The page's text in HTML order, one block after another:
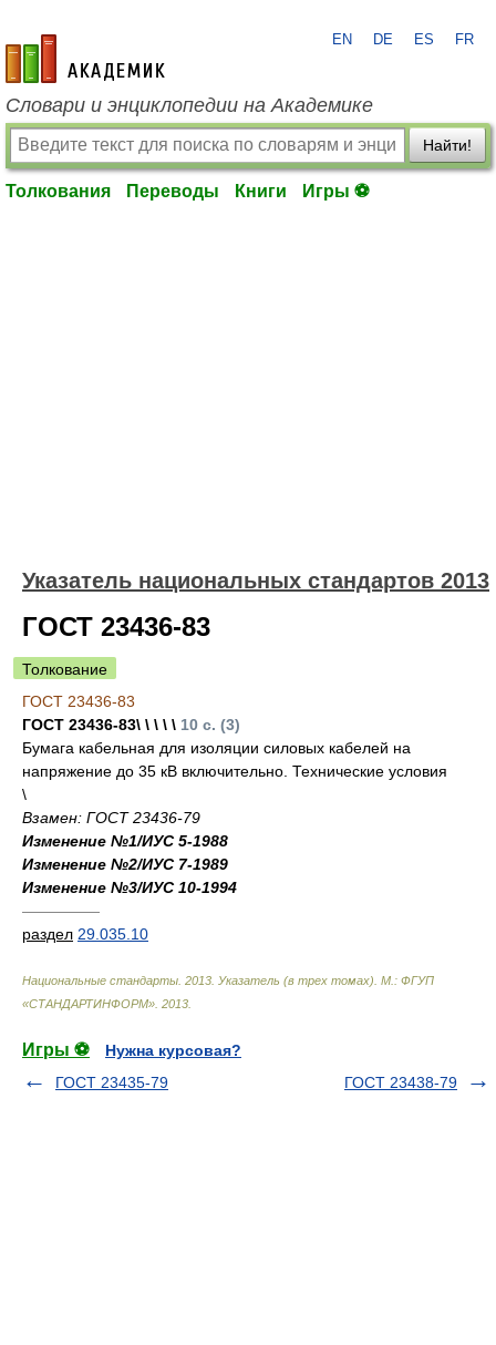
academic.ru
EN DE ES FR
Словари и энциклопедии на Академике
Найти!
Толкования Переводы Книги Игры ⚽
Указатель национальных стандартов 2013
ГОСТ 23436-83
Толкование
ГОСТ 23436-83
ГОСТ 23436-83\ \ \ \ \ 10 с. (3)
Бумага кабельная для изоляции силовых кабелей на
напряжение до 35 кВ включительно. Технические условия
\
Взамен: ГОСТ 23436-79
Изменение №1/ИУС 5-1988
Изменение №2/ИУС 7-1989
Изменение №3/ИУС 10-1994
—————
раздел 29.035.10
Национальные стандарты. 2013. Указатель (в трех томах). М.: ФГУП
«СТАНДАРТИНФОРМ» 2013
Игры ⚽
Нужна курсовая?
ГОСТ 23435-79
ГОСТ 23438-79